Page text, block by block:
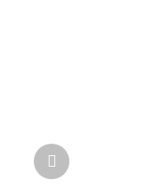
Ďalší
produkt